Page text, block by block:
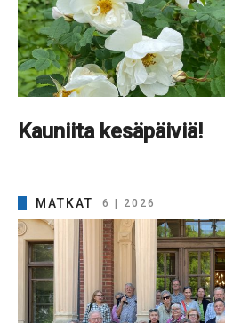
Kauniita kesäpäiviä!
MATKAT 6 | 2026